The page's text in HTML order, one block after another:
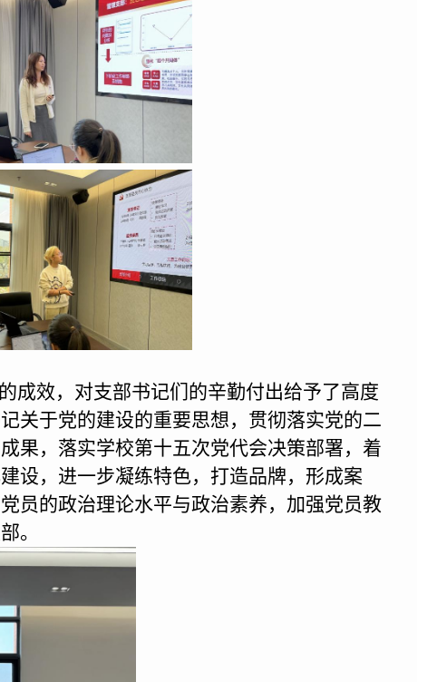
成效，对支部书记们的辛勤付出给予了高度
关于党的建设的重要思想，贯彻落实党的二
果，落实学校第十五次党代会决策部署，着
设，进一步凝练特色，打造品牌，形成案
员的政治理论水平与政治素养， 加强党员教
。